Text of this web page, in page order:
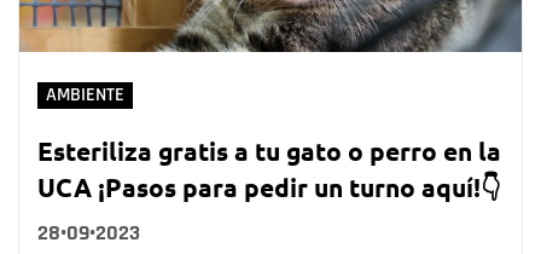
AMBIENTE
Esteriliza gratis a tu gato o perro en la
UCA ¡Pasos para pedir un turno aquí!👇
28•09•2023